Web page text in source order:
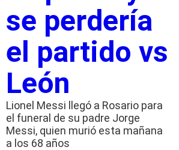
se perdería
el partido vs
León
Lionel Messi llegó a Rosario para
el funeral de su padre Jorge
Messi, quien murió esta mañana
a los 68 años